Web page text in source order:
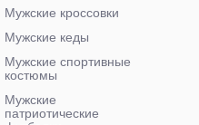
Мужские кроссовки
Мужские кеды
Мужские спортивные
костюмы
Мужские
патриотические